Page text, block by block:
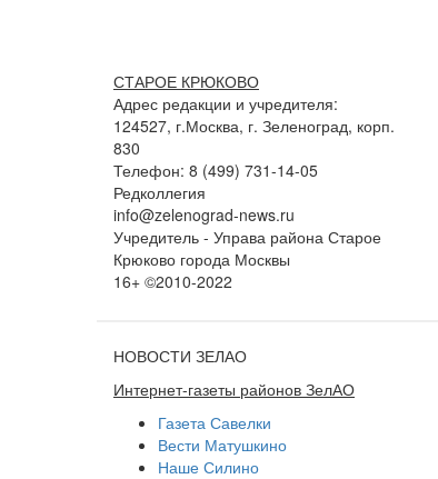
СТАРОЕ КРЮКОВО
Адрес редакции и учредителя:
124527, г.Москва, г. Зеленоград, корп.
830
Телефон: 8 (499) 731-14-05
Редколлегия
info@zelenograd-news.ru
Учредитель - Управа района Старое
Крюково города Москвы
16+ ©2010-2022
НОВОСТИ ЗЕЛАО
Интернет-газеты районов ЗелАО
Газета Савелки
Вести Матушкино
Наше Силино